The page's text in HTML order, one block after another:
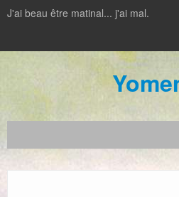
J'ai beau être matinal... j'ai mal.
Actualité